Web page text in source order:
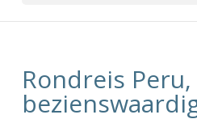
Rondreis